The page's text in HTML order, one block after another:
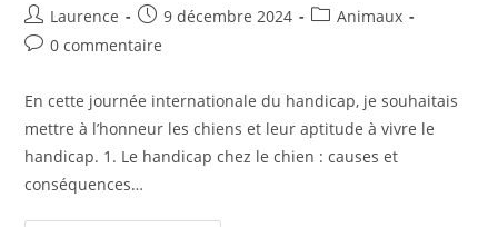
Auteur/autrice
de
Laurence
Publication
publiée :
9 décembre 2024
PostAnimaux
Commentaires
la
publication :
0 commentaire
En cette journée internationale du handicap, je souhaitais
mettre à l’honneur les chiens et leur aptitude à vivre le
handicap. 1. Le handicap chez le chien : causes et
conséquences…